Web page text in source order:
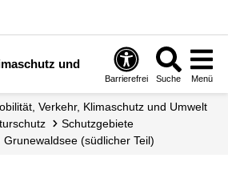
und
Barrierefrei Suche Menü
Verkehr, Klimaschutz und Umwelt
Schutzgebiete
Grunewaldsee (südlicher Teil)